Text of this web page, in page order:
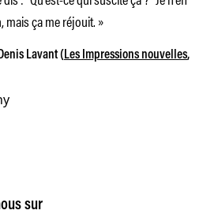
ça me réjouit. »
Lavant (Les Impressions nouvelles,
sur